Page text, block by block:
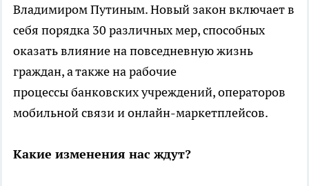
Владимиром Путиным. Новый закон включает в
себя порядка 30 различных мер, способных
оказать влияние на повседневную жизнь
граждан, а также на рабочие
процессы банковских учреждений, операторов
мобильной связи и онлайн-маркетплейсов.
Какие изменения нас ждут?